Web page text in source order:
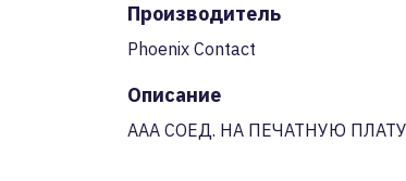
Производитель
Phoenix Contact
Описание
AAA СОЕД. НА ПЕЧАТНУЮ